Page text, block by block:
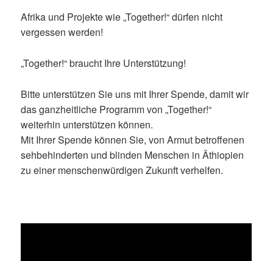
Afrika und Projekte wie „Together!“ dürfen nicht
vergessen werden!
„Together!“ braucht Ihre Unterstützung!
Bitte unterstützen Sie uns mit Ihrer Spende, damit wir
das ganzheitliche Programm von „Together!“
weiterhin unterstützen können.
Mit Ihrer Spende können Sie, von Armut betroffenen
sehbehinderten und blinden Menschen in Äthiopien
zu einer menschenwürdigen Zukunft verhelfen.